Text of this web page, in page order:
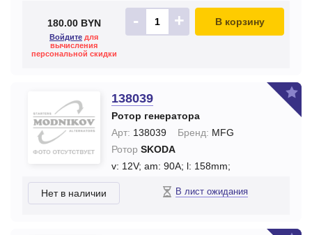
180.00 BYN
Войдите для
вычисления
персональной скидки
- + В корзину
138039
Ротор генератора
Арт: 138039 Бренд: MFG
Ротор SKODA
v: 12V; am: 90A; l: 158mm;
Нет в наличии В лист ожидания